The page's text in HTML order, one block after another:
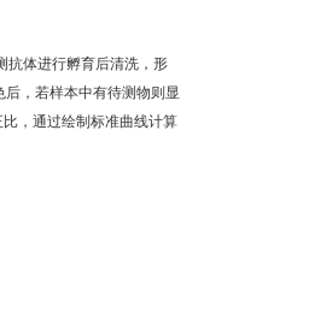
抗体进行孵育后清洗，形
，若样本中有待测物则显
，通过绘制标准曲线计算